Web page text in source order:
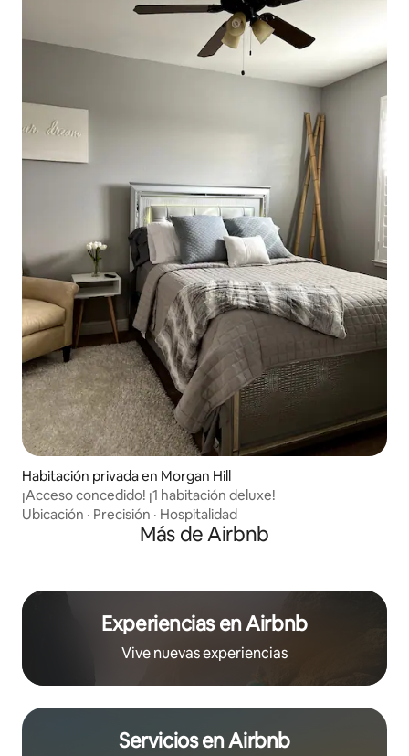
Habitación privada en Morgan Hill
¡Acceso concedido! ¡1 habitación deluxe!
Ubicación · Precisión · Hospitalidad
Más de Airbnb
Experiencias en Airbnb
Vive nuevas experiencias
Servicios en Airbnb